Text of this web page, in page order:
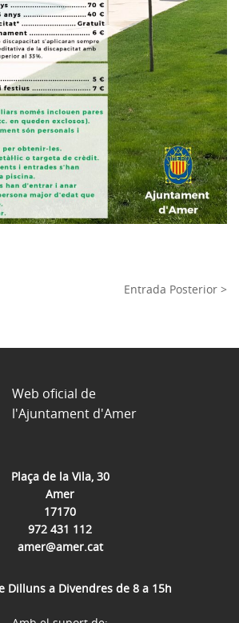
Entrada Posterior >
Plaça de la Vila, 30
Amer
17170
972 431 112
amer@amer.cat
Dilluns a Divendres de 8 a 15h
Web oficial de
l'Ajuntament d'Amer